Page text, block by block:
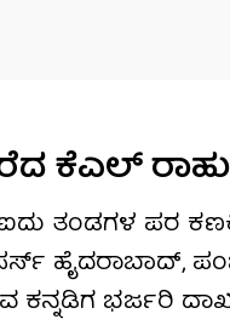
ಕೆಎಲ್
ತಂಡಗಳ ಪರ
ಕನ್ನಡಿಗ ಭರ್ಜರಿ